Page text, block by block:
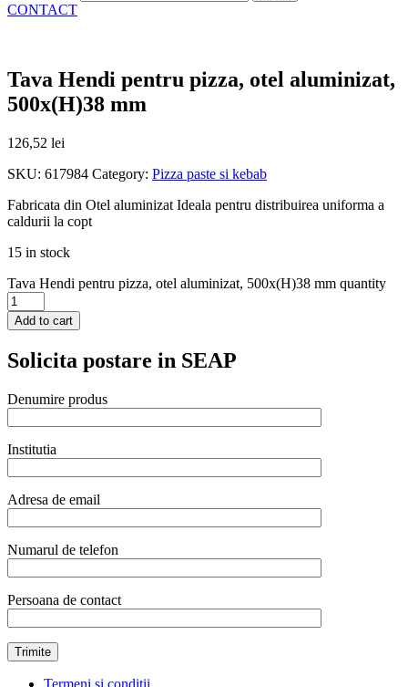
CONTACT
Tava Hendi pentru pizza, otel aluminizat,
500x(H)38 mm
126,52 lei
SKU: 617984 Category: Pizza paste si kebab
Fabricata din Otel aluminizat Ideala pentru distribuirea uniforma a
caldurii la copt
15 in stock
Tava Hendi pentru pizza, otel aluminizat, 500x(H)38 mm quantity
Add to cart
Solicita postare in SEAP
Denumire produs
Institutia
Adresa de email
Numarul de telefon
Persoana de contact
Termeni și condiții